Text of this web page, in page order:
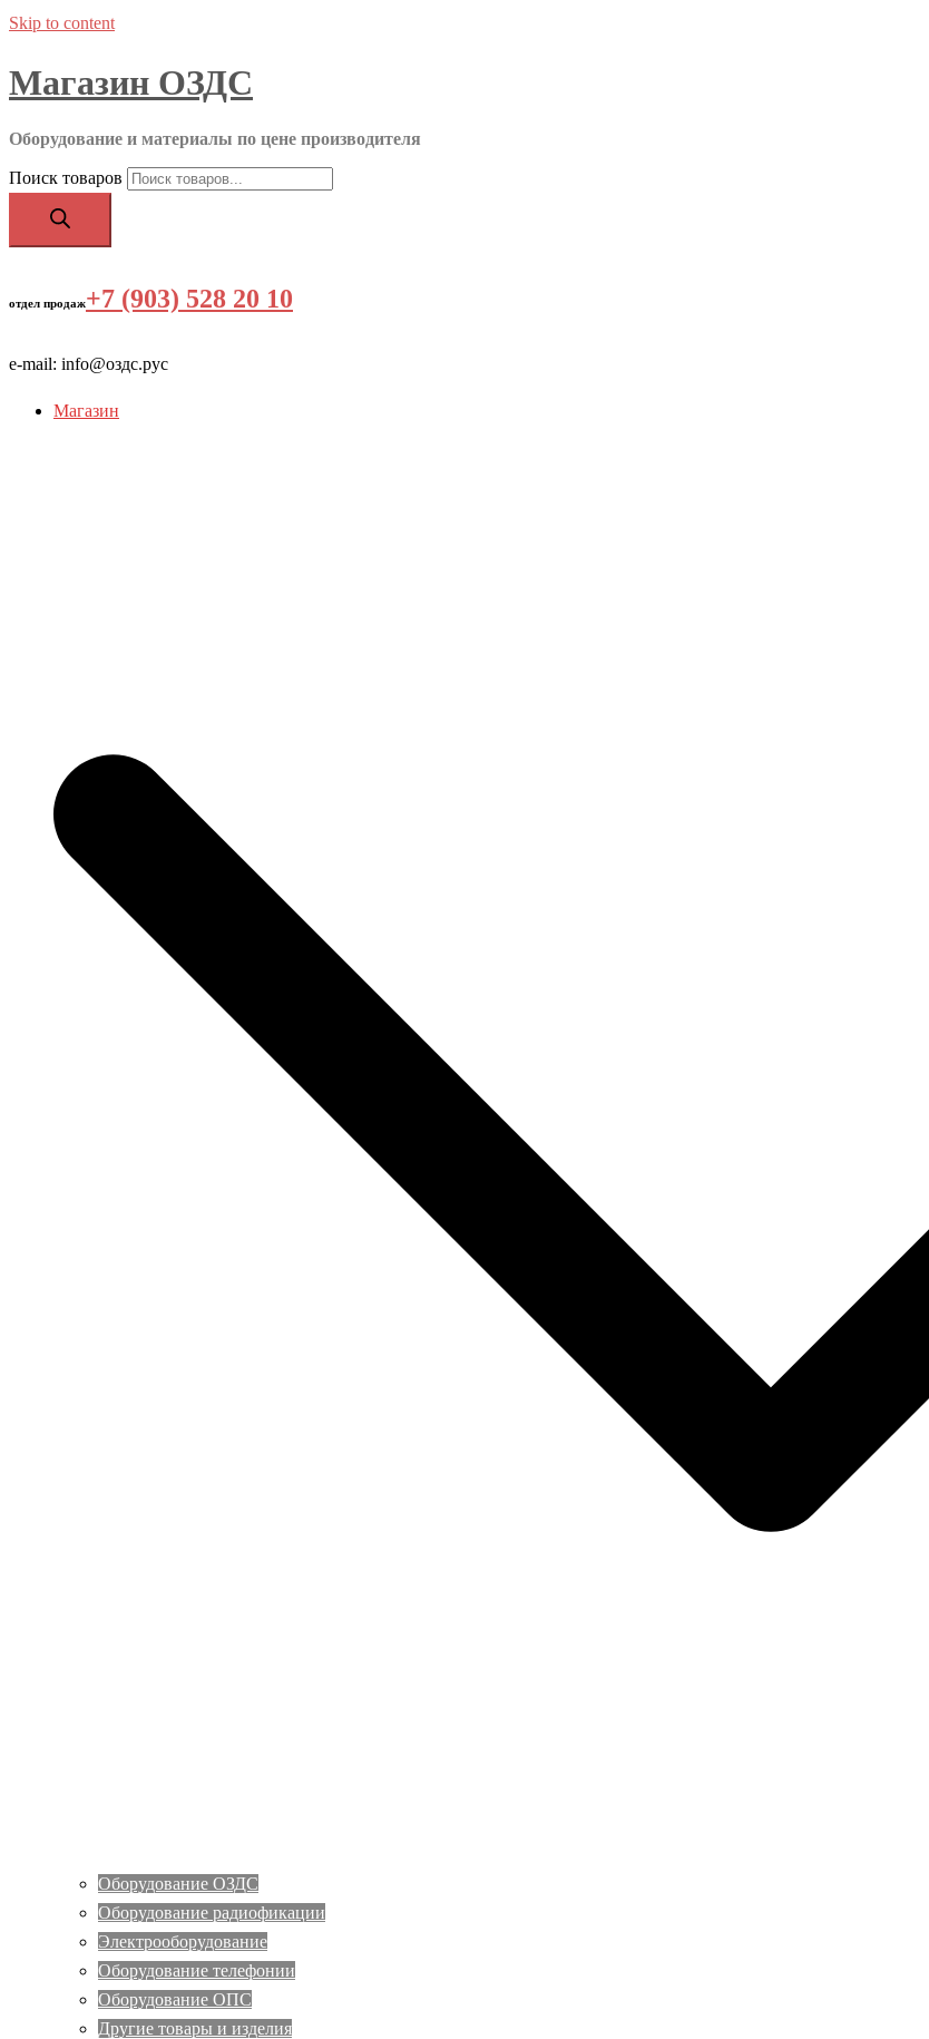
Skip to content
Магазин ОЗДС
Оборудование и материалы по цене производителя
Поиск товаров
отдел продаж+7 (903) 528 20 10
e-mail: info@оздс.рус
Магазин
Оборудование ОЗДС
Оборудование радиофикации
Электрооборудование
Оборудование телефонии
Оборудование ОПС
Другие товары и изделия